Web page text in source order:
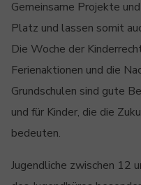
Gemeinsame Projekte
Platz und lassen somit
Die Woche der
Ferienaktionen und die
Grundschulen sind gute
und für Kinder, die die
bedeuten.
Jugendliche zwischen 12